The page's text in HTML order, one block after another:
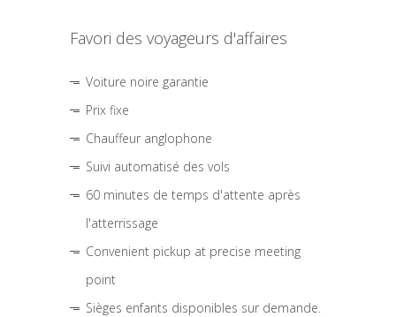
Favori des voyageurs d'affaires
Voiture noire garantie
Prix fixe
Chauffeur anglophone
Suivi automatisé des vols
60 minutes de temps d'attente après
l'atterrissage
Convenient pickup at precise meeting
point
Sièges enfants disponibles sur demande.